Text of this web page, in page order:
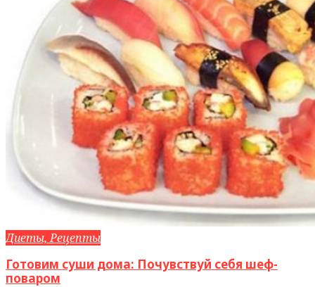
Диеты, Рецепты
Готовим суши дома: Почувствуй себя шеф-
поваром